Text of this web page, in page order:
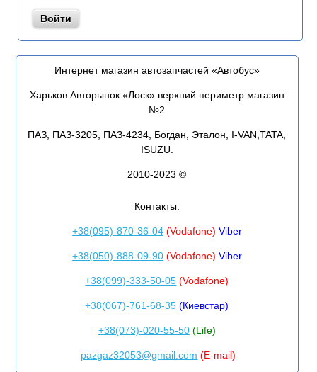
Интернет магазин автозапчастей «Автобус»
Харьков Авторынок «Лоск» верхний периметр магазин
№2
ПАЗ, ПАЗ-3205, ПАЗ-4234, Богдан, Эталон, I-VAN,TATA,
ISUZU.
2010-2023 ©
Контакты:
+38(095)-870-36-04(Vodafone) Viber
+38(050)-888-09-90(Vodafone) Viber
+38(099)-333-50-05 (Vodafone)
+38(067)-761-68-35 (Киевстар)
+38(073)-020-55-50(Life)
pazgaz32053@gmail.com (E-mail)